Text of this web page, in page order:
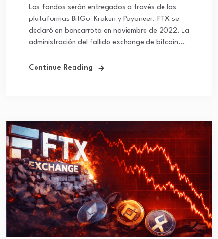
Los fondos serán entregados a través de las
plataformas BitGo, Kraken y Payoneer. FTX se
declaró en bancarrota en noviembre de 2022. La
administración del fallido exchange de bitcoin...
Continue Reading